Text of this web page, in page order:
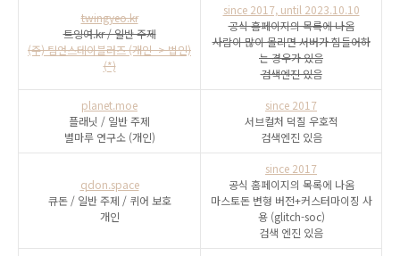
twingyeo.kr
트잉여.kr / 일반 주제
(주) 팀언스테이블러즈 (개인 -> 법인)
(*)
since 2017, until 2023.10.10
공식 홈페이지의 목록에 나옴
사람이 많이 몰리면 서버가 힘들어하
는 경우가 있음
검색엔진 있음
planet.moe
플래닛 / 일반 주제
별마루 연구소 (개인)
since 2017
서브컬처 덕질 우호적
검색엔진 있음
qdon.space
큐돈 / 일반 주제 / 퀴어 보호
개인
since 2017
공식 홈페이지의 목록에 나옴
마스토돈 변형 버전+커스터마이징 사
용 (glitch-soc)
검색 엔진 있음